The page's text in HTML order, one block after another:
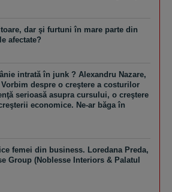
dar şi furtuni în mare parte din
afectate?
intrată în junk ? Alexandru Nazare,
despre o creştere a costurilor
serioasă asupra cursului, o creştere
economice. Ne-ar băga în
femei din business. Loredana Preda,
Group (Noblesse Interiors & Palatul